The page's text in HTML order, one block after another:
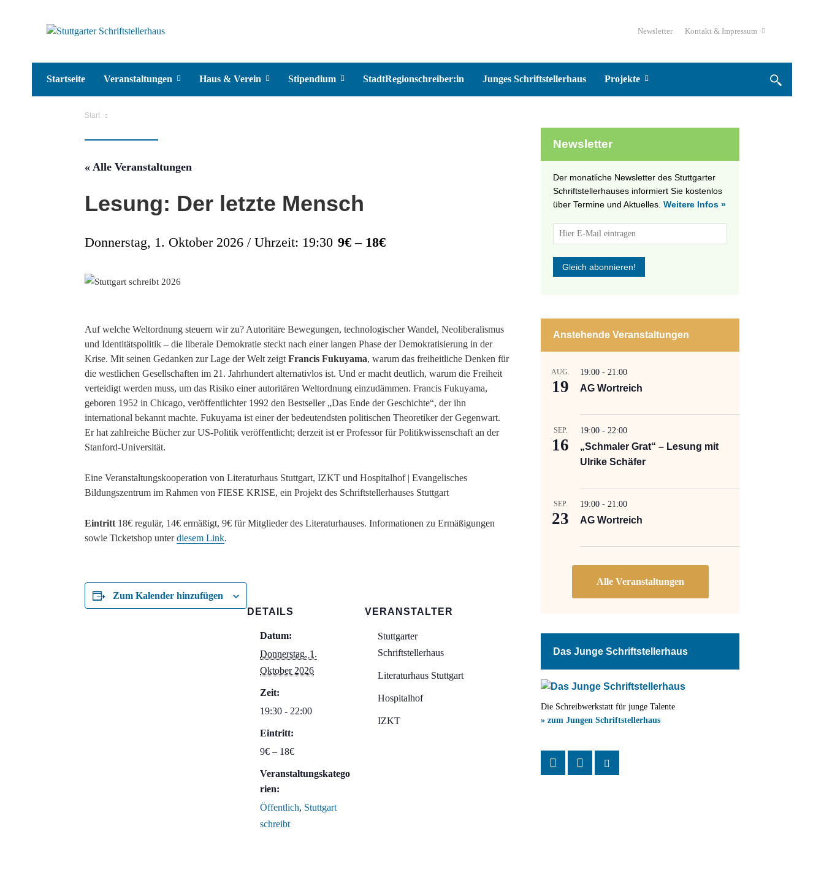
Newsletter Kontakt & Impressum
Startseite Veranstaltungen Haus & Verein Stipendium StadtRegionschreiber:in Junges Schriftstellerhaus Projekte
Start
« Alle Veranstaltungen
Lesung: Der letzte Mensch
Donnerstag, 1. Oktober 2026 / Uhrzeit: 19:30 9€ – 18€
Auf welche Weltordnung steuern wir zu? Autoritäre Bewegungen, technologischer Wandel, Neoliberalismus
und Identitätspolitik – die liberale Demokratie steckt nach einer langen Phase der Demokratisierung in der
Krise. Mit seinen Gedanken zur Lage der Welt zeigt Francis Fukuyama, warum das freiheitliche Denken für
die westlichen Gesellschaften im 21. Jahrhundert alternativlos ist. Und er macht deutlich, warum die Freiheit
verteidigt werden muss, um das Risiko einer autoritären Weltordnung einzudämmen. Francis Fukuyama,
geboren 1952 in Chicago, veröffentlichter 1992 den Bestseller „Das Ende der Geschichte“, der ihn
international bekannt machte. Fukuyama ist einer der bedeutendsten politischen Theoretiker der Gegenwart.
Er hat zahlreiche Bücher zur US-Politik veröffentlicht; derzeit ist er Professor für Politikwissenschaft an der
Stanford-Universität.
Eine Veranstaltungskooperation von Literaturhaus Stuttgart, IZKT und Hospitalhof | Evangelisches
Bildungszentrum im Rahmen von FIESE KRISE, ein Projekt des Schriftstellerhauses Stuttgart
Eintritt 18€ regulär, 14€ ermäßigt, 9€ für Mitglieder des Literaturhauses. Informationen zu Ermäßigungen
sowie Ticketshop unterdiesem Link.
Zum Kalender hinzufügen
DETAILS
Datum:
Donnerstag, 1.
Oktober 2026
Zeit:
19:30 - 22:00
Eintritt:
9€ – 18€
Veranstaltungskatego
rien:
Öffentlich, Stuttgart
schreibt
VERANSTALTER
Stuttgarter
Schriftstellerhaus
Literaturhaus Stuttgart
Hospitalhof
IZKT
Newsletter
Der monatliche Newsletter des Stuttgarter
Schriftstellerhauses informiert Sie kostenlos
über Termine und Aktuelles. Weitere Infos »
Anstehende Veranstaltungen
AUG.
19
19:00 - 21:00
AG Wortreich
SEP.
16
19:00 - 22:00
„Schmaler Grat“ – Lesung mit
Ulrike Schäfer
SEP.
23
19:00 - 21:00
AG Wortreich
Das Junge Schriftstellerhaus
Die Schreibwerkstatt für junge Talente
» zum Jungen Schriftstellerhaus